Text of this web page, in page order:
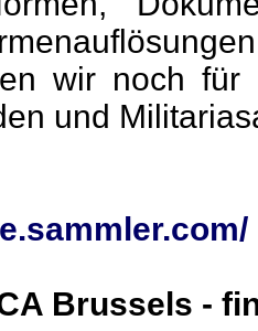
wir noch
und
Brussels -